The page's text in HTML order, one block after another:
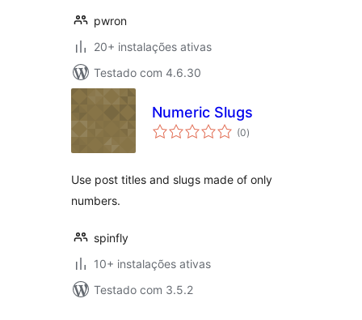
pwron
20+ instalações ativas
Testado com 4.6.30
Numeric Slugs
(0avaliações
totais
)
Use post titles and slugs made of only
numbers.
spinfly
10+ instalações ativas
Testado com 3.5.2